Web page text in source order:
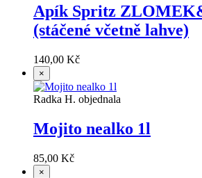
Apík Spritz
(stáčené včetně lahve)
140,00 Kč
×
Radka H. objednala
Mojito nealko 1l
85,00 Kč
×